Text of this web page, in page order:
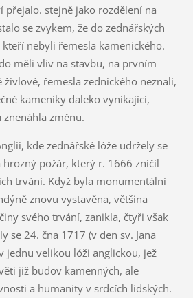
přejalo. stejně jako rozdělení na
se zvykem, že do zednářských
nebyli řemesla kamenického.
měli vliv na stavbu, na prvním
řemesla zednického neznalí,
kameníky daleko vynikající,
změnu.
kde zednářské lóže udržely se
hrozný požár, který r. 1666 zničil
trvání. Když byla monumentální
znovu vystavěna, většina
svého trvání, zanikla, čtyři však
se 24. čna 1717 (v den sv. Jana
jednu velikou lóži anglickou, jež
již budov kamenných, ale
a humanity v srdcích lidských.